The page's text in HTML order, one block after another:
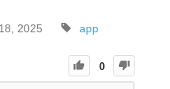
2025 app
0